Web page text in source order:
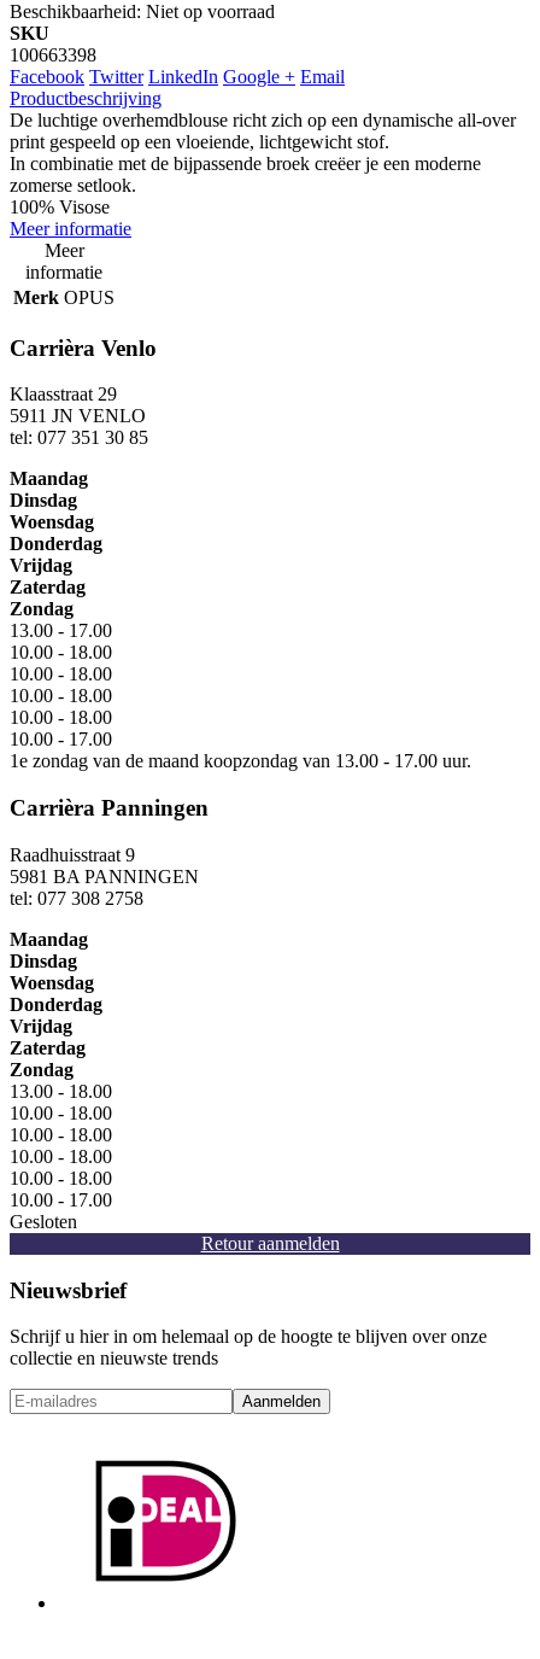
Beschikbaarheid: Niet op voorraad
SKU
100663398
Facebook Twitter LinkedIn Google + Email
Productbeschrijving
De luchtige overhemdblouse richt zich op een dynamische all-over
print gespeeld op een vloeiende, lichtgewicht stof.
In combinatie met de bijpassende broek creëer je een moderne
zomerse setlook.
100% Visose
Meer informatie
Meer
informatie
Merk OPUS
Carrièra Venlo
Klaasstraat 29
5911 JN VENLO
tel: 077 351 30 85
Maandag
Dinsdag
Woensdag
Donderdag
Vrijdag
Zaterdag
Zondag
13.00 - 17.00
10.00 - 18.00
10.00 - 18.00
10.00 - 18.00
10.00 - 18.00
10.00 - 17.00
1e zondag van de maand koopzondag van 13.00 - 17.00 uur.
Carrièra Panningen
Raadhuisstraat 9
5981 BA PANNINGEN
tel: 077 308 2758
Maandag
Dinsdag
Woensdag
Donderdag
Vrijdag
Zaterdag
Zondag
13.00 - 18.00
10.00 - 18.00
10.00 - 18.00
10.00 - 18.00
10.00 - 18.00
10.00 - 17.00
Gesloten
Retour aanmelden
Nieuwsbrief
Schrijf u hier in om helemaal op de hoogte te blijven over onze
collectie en nieuwste trends
Aanmelden